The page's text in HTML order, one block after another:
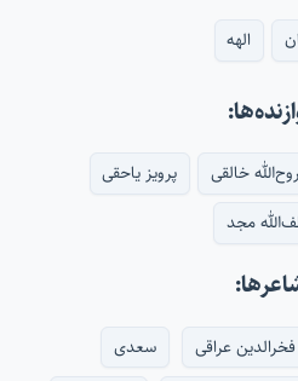
الهه
روح‌الله خالقی
پرویز یاحقی
مجد
فخرالدین عراقی
سعدی